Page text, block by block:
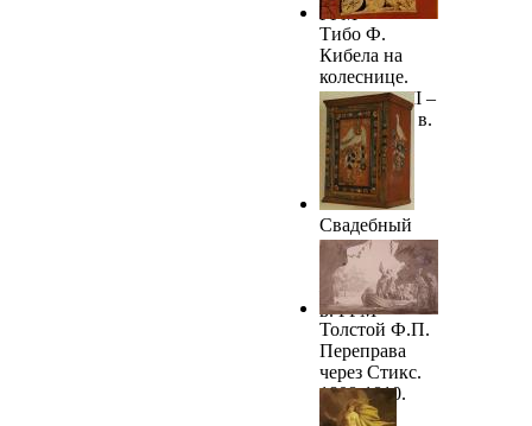
ГРМ
Тибо Ф.
Кибела на
колеснице.
Конец XVIII –
начало XIX в.
ГРМ
Свадебный
шкафчик.
Конец XVIII
— начало XIX
в. ГРМ
Толстой Ф.П.
Переправа
через Стикс.
1808-1810.
ГРМ